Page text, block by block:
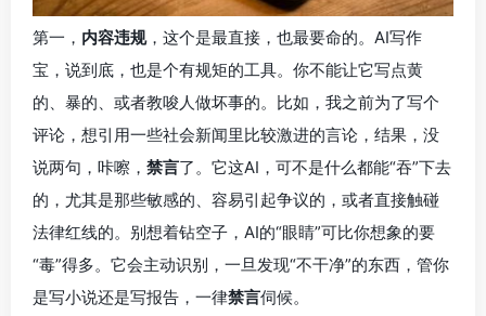
第一， 内容违规，这个是最直接，也最要命的。AI写作
宝，说到底，也是个有规矩的工具。你不能让它写点黄
的、暴的、或者教唆人做坏事的。比如，我之前为了写个
评论，想引用一些社会新闻里比较激进的言论，结果，没
说两句，咔嚓， 禁言了。它这AI，可不是什么都能“吞”下去
的，尤其是那些敏感的、容易引起争议的，或者直接触碰
法律红线的。别想着钻空子，AI的“眼睛”可比你想象的要
“毒”得多。它会主动识别，一旦发现“不干净”的东西，管你
是写小说还是写报告，一律禁言伺候。